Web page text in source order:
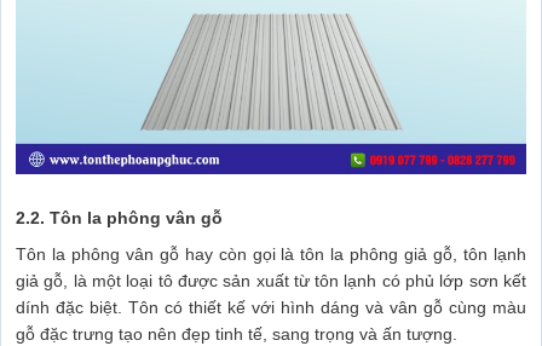
2.2. Tôn la phông vân gỗ
Tôn la phông vân gỗ hay còn gọi là tôn la phông giả gỗ, tôn lạnh
giả gỗ, là một loại tô được sản xuất từ tôn lạnh có phủ lớp sơn kết
dính đặc biệt. Tôn có thiết kế với hình dáng và vân gỗ cùng màu
gỗ đặc trưng tạo nên đẹp tinh tế, sang trọng và ấn tượng.